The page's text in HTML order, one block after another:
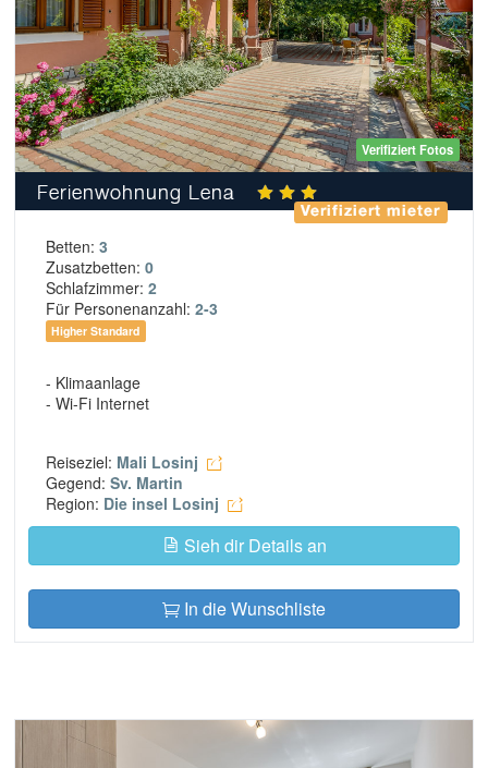
Verifiziert Fotos
Ferienwohnung Lena
Verifiziert mieter
Betten: 3
Zusatzbetten: 0
Schlafzimmer: 2
Für Personenanzahl: 2-3
Higher Standard
- Klimaanlage
- Wi-Fi Internet
Reiseziel: Mali Losinj
Gegend: Sv. Martin
Region: Die insel Losinj
Sieh dir Details an
In die Wunschliste